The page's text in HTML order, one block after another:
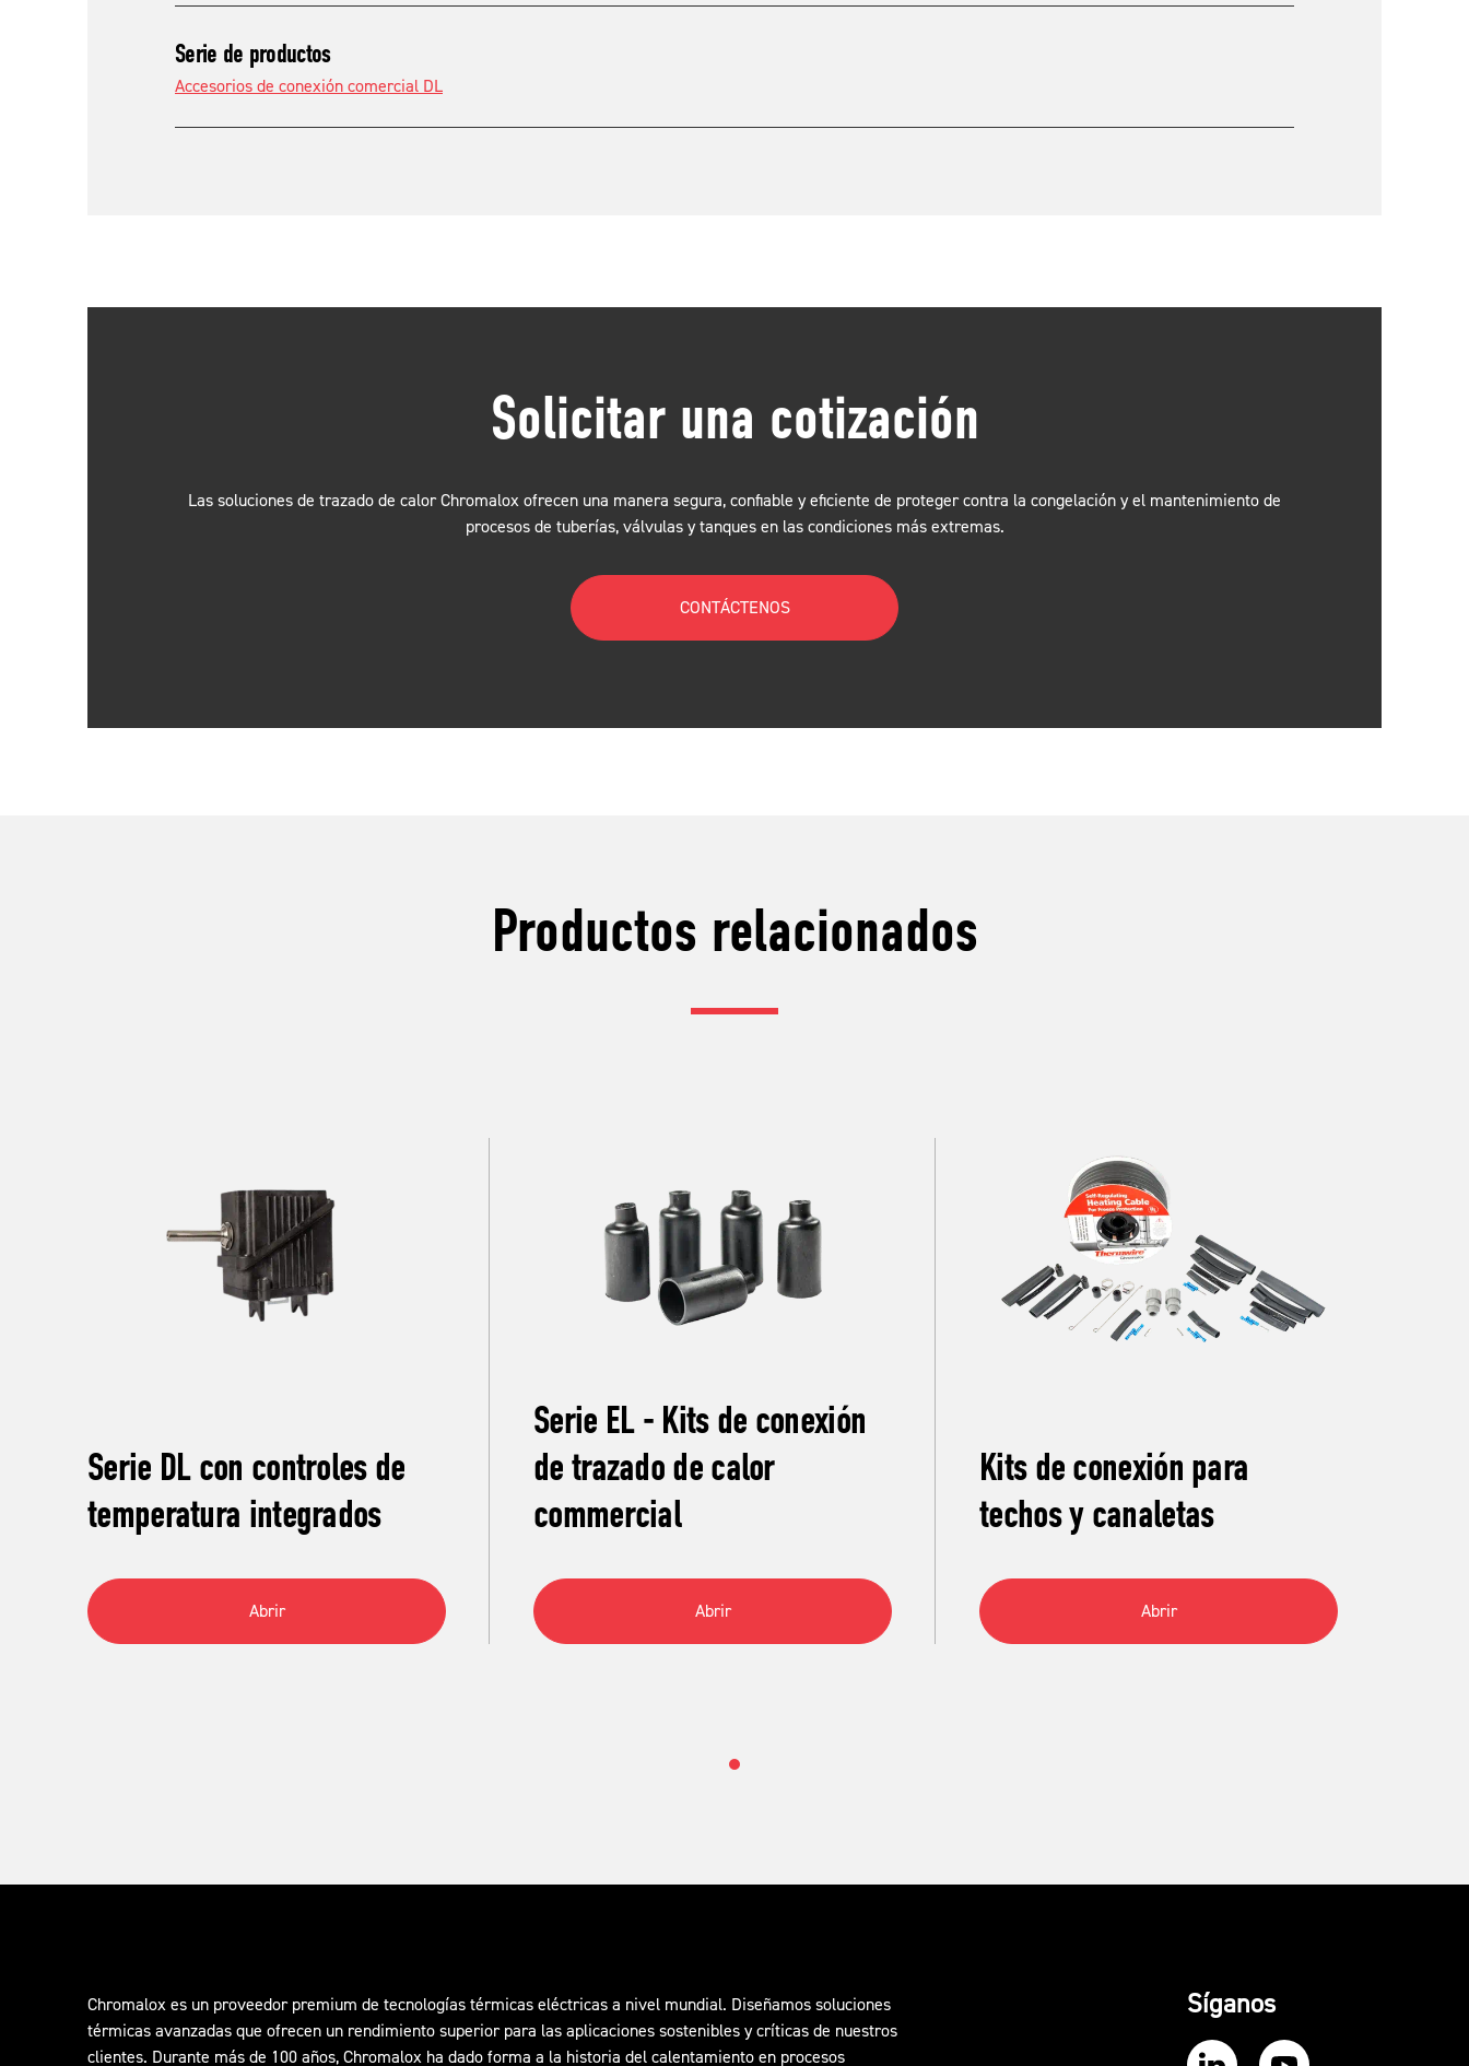
Serie de productos
Accesorios de conexión comercial DL
Solicitar una cotización
Las soluciones de trazado de calor Chromalox ofrecen una manera segura, confiable y eficiente de proteger contra la congelación y el mantenimiento de
procesos de tuberías, válvulas y tanques en las condiciones más extremas.
CONTÁCTENOS
Productos relacionados
Serie DL con controles de
temperatura integrados
Abrir
Serie EL - Kits de conexión
de trazado de calor
commercial
Abrir
Kits de conexión para
techos y canaletas
Abrir
Chromalox es un proveedor premium de tecnologías térmicas eléctricas a nivel mundial. Diseñamos soluciones
térmicas avanzadas que ofrecen un rendimiento superior para las aplicaciones sostenibles y críticas de nuestros
clientes. Durante más de 100 años, Chromalox ha dado forma a la historia del calentamiento en procesos
Síganos
Our LinkedIn Our YouTube